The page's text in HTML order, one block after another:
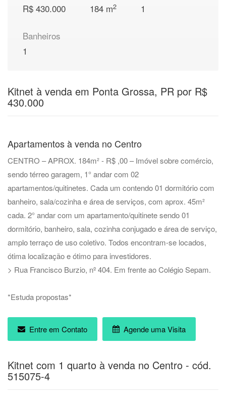
R$ 430.000
184 m2
1
Banheiros
1
Kitnet à venda em Ponta Grossa, PR por R$
430.000
Apartamentos à venda no Centro
CENTRO – APROX. 184m² - R$ ,00 – Imóvel sobre comércio,
sendo térreo garagem, 1° andar com 02
apartamentos/quitinetes. Cada um contendo 01 dormitório com
banheiro, sala/cozinha e área de serviços, com aprox. 45m²
cada. 2° andar com um apartamento/quitinete sendo 01
dormitório, banheiro, sala, cozinha conjugado e área de serviço,
amplo terraço de uso coletivo. Todos encontram-se locados,
ótima localização e ótimo para investidores.
> Rua Francisco Burzio, nº 404. Em frente ao Colégio Sepam.
*Estuda propostas*
Entre em Contato Agende uma Visita
Kitnet com 1 quarto à venda no Centro - cód.
515075-4